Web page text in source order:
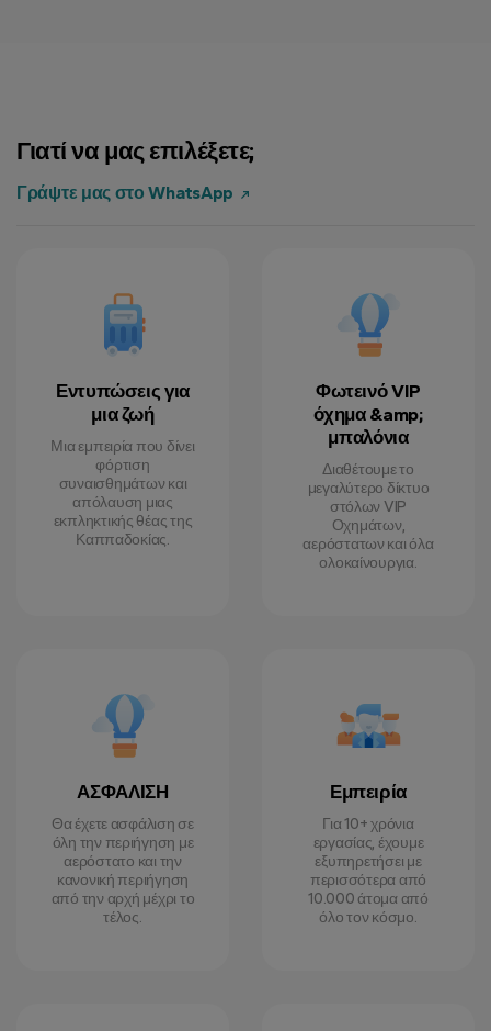
Γιατί να μας επιλέξετε;
Γράψτε μας στο WhatsApp
Εντυπώσεις για
μια ζωή
Μια εμπειρία που δίνει
φόρτιση
συναισθημάτων και
απόλαυση μιας
εκπληκτικής θέας της
Καππαδοκίας.
Φωτεινό VIP
όχημα &amp;
μπαλόνια
Διαθέτουμε το
μεγαλύτερο δίκτυο
στόλων VIP
Οχημάτων,
αερόστατων και όλα
ολοκαίνουργια.
ΑΣΦΑΛΙΣΗ
Θα έχετε ασφάλιση σε
όλη την περιήγηση με
αερόστατο και την
κανονική περιήγηση
από την αρχή μέχρι το
τέλος.
Εμπειρία
Για 10+ χρόνια
εργασίας, έχουμε
εξυπηρετήσει με
περισσότερα από
10.000 άτομα από
όλο τον κόσμο.